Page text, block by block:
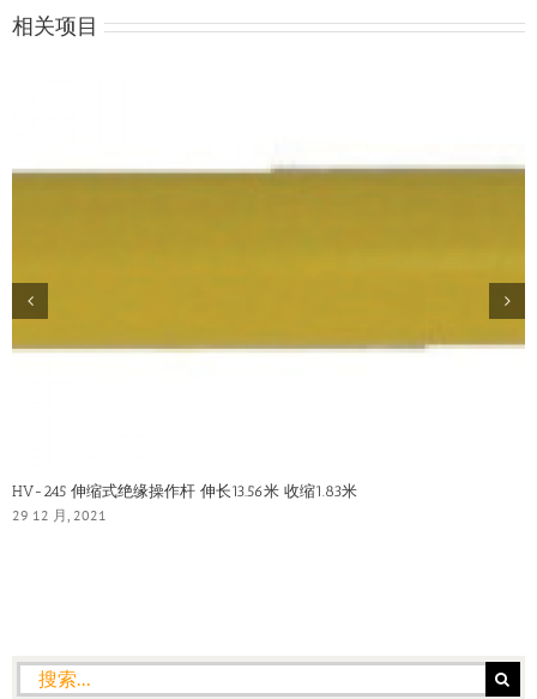
相关项目
HV-245 伸缩式绝缘操作杆 伸长13.56米 收缩1.83米
29 12 月, 2021
搜
索：